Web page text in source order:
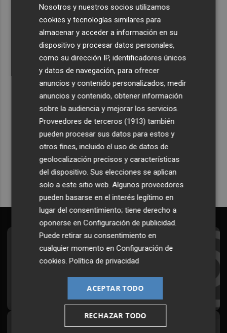
de Sierra Engarcerán por el incendio
Juan Tallón, Marta Jiménez Serrano o Juan Evaristo Valls
Boix, protagonistas de la programación de agosto de
Entre Libros en Benicàssim
Recibe toda la actualidad de
Plaza Podcast en tu correo
Quiero suscribirme
Suscríbete al Boletín
Todos los días a primera hora en tu email
¡Quiero suscribirme!
Nosotros y nuestros socios utilizamos
cookies y tecnologías similares para
almacenar y acceder a información en su
dispositivo y procesar datos personales,
como su dirección IP, identificadores únicos
y datos de navegación, para ofrecer
anuncios y contenido personalizados, medir
anuncios y contenido, obtener información
sobre la audiencia y mejorar los servicios.
Proveedores de terceros (1913) también
pueden procesar sus datos para estos y
otros fines, incluido el uso de datos de
geolocalización precisos y características
del dispositivo. Sus elecciones se aplican
solo a este sitio web. Algunos proveedores
pueden basarse en el interés legítimo en
lugar del consentimiento; tiene derecho a
oponerse enConfiguración de publicidad.
Puede retirar su consentimiento en
cualquier momento enConfiguración de
cookies.Política de privacidad
ACEPTAR TODO
RECHAZAR TODO